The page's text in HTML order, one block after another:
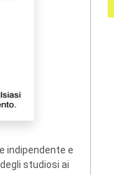
indipendente e
studiosi ai